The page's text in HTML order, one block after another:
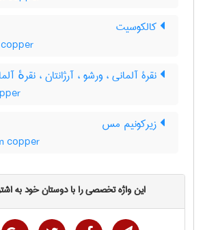
کالکوسیت
نقرۀ آلمانی ، ورشو ، آرژانتان ، نقرهٔ
زیرکونیم مس
copper
این واژه تخصصی را با دوستان خود به